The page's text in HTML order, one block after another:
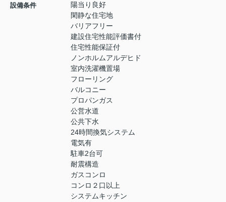
設備条件
陽当り良好
閑静な住宅地
バリアフリー
建設住宅性能評価書付
住宅性能保証付
ノンホルムアルデヒド
室内洗濯機置場
フローリング
バルコニー
プロパンガス
公営水道
公共下水
24時間換気システム
電気有
駐車2台可
耐震構造
ガスコンロ
コンロ２口以上
システムキッチン